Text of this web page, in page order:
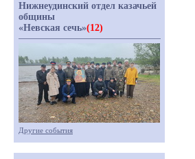
Нижнеудинский отдел казачьей
общины
«Невская сечь»(12)
Другие события